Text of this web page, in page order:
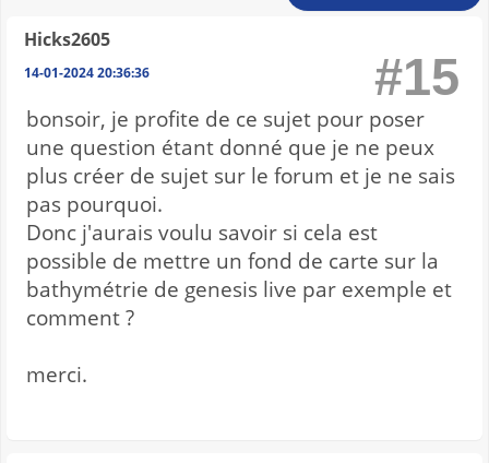
Hicks2605
14-01-2024 20:36:36 #15
bonsoir, je profite de ce sujet pour poser
une question étant donné que je ne peux
plus créer de sujet sur le forum et je ne sais
pas pourquoi.
Donc j'aurais voulu savoir si cela est
possible de mettre un fond de carte sur la
bathymétrie de genesis live par exemple et
comment ?
merci.